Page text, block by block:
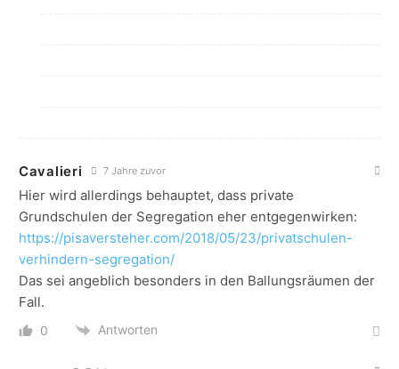
Cavalieri 7 Jahre zuvor
Hier wird allerdings behauptet, dass private
Grundschulen der Segregation eher entgegenwirken:
https://pisaversteher.com/2018/05/23/privatschulen-
verhindern-segregation/
Das sei angeblich besonders in den Ballungsräumen der
Fall.
0 Antworten